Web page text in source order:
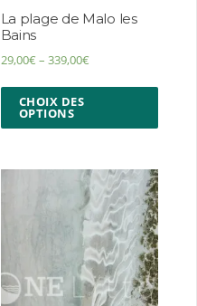
La plage de Malo les
Bains
29,00€ – 339,00€
CHOIX DES
OPTIONS